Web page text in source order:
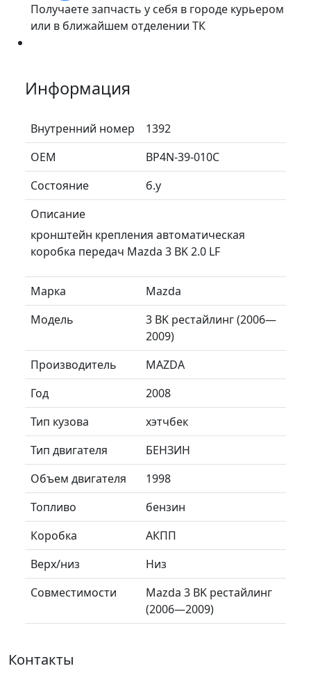
Получаете запчасть у себя в городе курьером
или в ближайшем отделении ТК
Информация
Внутренний номер
1392
ОЕМ
BP4N-39-010C
Состояние
б.у
Описание
кронштейн крепления автоматическая
коробка передач Mazda 3 BK 2.0 LF
Марка
Mazda
Модель
3 BK рестайлинг (2006—
2009)
Производитель
MAZDA
Год
2008
Тип кузова
хэтчбек
Тип двигателя
БЕНЗИН
Объем двигателя
1998
Топливо
бензин
Коробка
АКПП
Верх/низ
Низ
Совместимости
Mazda 3 BK рестайлинг
(2006—2009)
Контакты